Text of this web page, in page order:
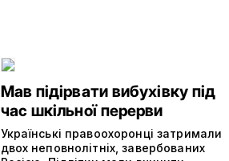
Мав підірвати вибухівку під
час шкільної перерви
Українські правоохоронці затримали
двох неповнолітніх, завербованих